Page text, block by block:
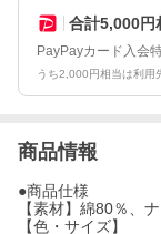
合計5,000円
PayPayカード入会
うち2,000円相当は利用
商品情報
●商品仕様
【素材】綿80％、
【色・サイズ】